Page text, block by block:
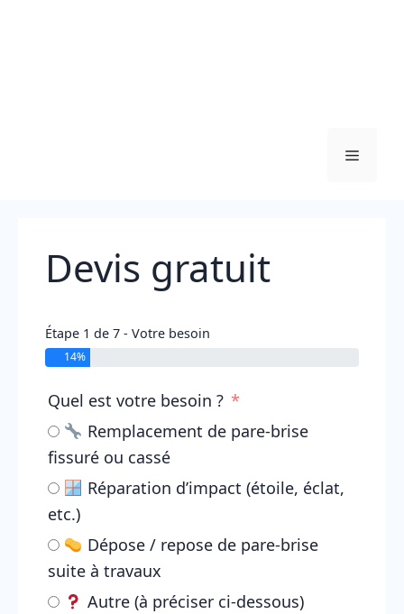
Menu
Devis gratuit
Étape 1 de 7 - Votre besoin
14%
Quel est votre besoin ?
Remplacement de pare-brise
fissuré ou cassé
Réparation d’impact (étoile, éclat,
etc.)
Dépose / repose de pare-brise
suite à travaux
Autre (à préciser ci-dessous)